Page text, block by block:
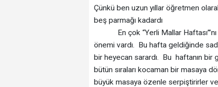
Çünkü ben uzun yıllar öğretmen
beş parmağı kadardı
En çok “Yerli Mallar Haftası”’nı
önemi vardı. Bu hafta geldiğinde
bir heyecan sarardı. Bu haftanın bir
bütün sıraları kocaman bir masaya
büyük masaya özenle serpiştirirler